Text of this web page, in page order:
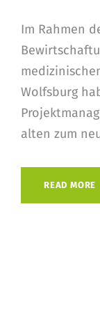
Im Rahmen
Wolfsburg
alten zum
READ MORE